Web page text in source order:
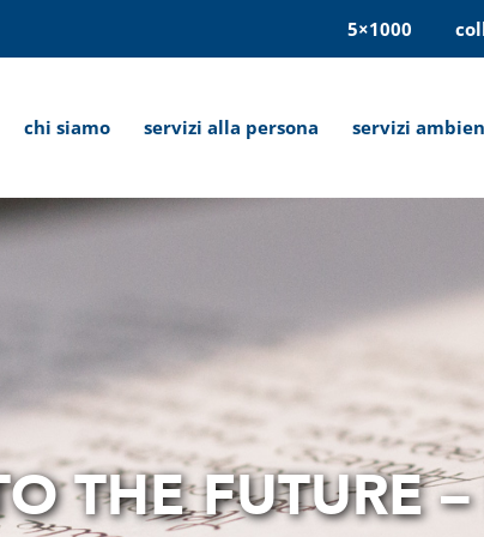
5×1000
chi siamo servizi alla persona servizi
THE FUTURE